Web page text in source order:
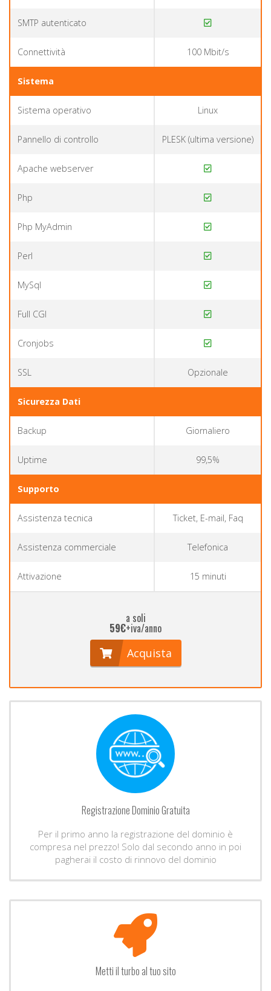
SMTP autenticato
Connettività 100 Mbit/s
Sistema
Sistema operativo Linux
Pannello di controllo PLESK (ultima versione)
Apache webserver
Php
Php MyAdmin
Perl
MySql
Full CGI
Cronjobs
SSL Opzionale
Sicurezza Dati
Backup Giornaliero
Uptime 99,5%
Supporto
Assistenza tecnica Ticket, E-mail, Faq
Assistenza commerciale Telefonica
Attivazione 15 minuti
a soli
59€+iva/anno
Acquista
Registrazione Dominio Gratuita
Per il primo anno la registrazione del dominio è
compresa nel prezzo! Solo dal secondo anno in poi
pagherai il costo di rinnovo del dominio
Metti il turbo al tuo sito